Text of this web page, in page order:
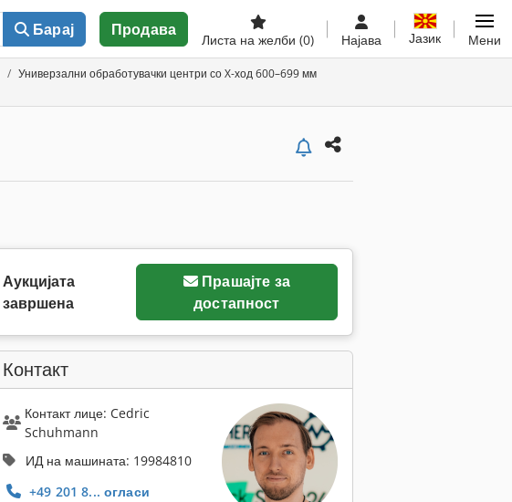
Барај Продава
Листа на желби (0) Најава Јазик Мени
Универзални обработувачки центри со X-ход 600–699 мм
Аукцијата
завршена
Прашајте за
достапност
Контакт
Контакт лице: Cedric
Schuhmann
ИД на машината: 19984810
+49 201 8... огласи